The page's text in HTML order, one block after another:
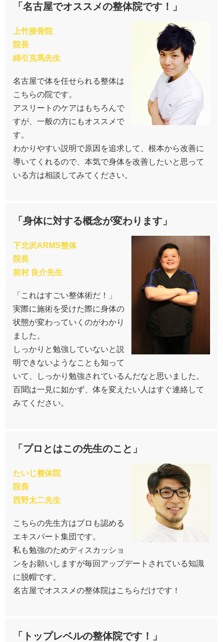
「名古屋でオススメの整体院です！」
上竹接骨院
院長
綿引克馬先生
名古屋で体を任せられる整体は
こちらの院です。
アスリートのケアはもちろんで
すが、一般の方にもオススメで
す。
わかりやすい説明で原因を追求して、根本から改善に
導いてくれるので、本気で身体を改善したいと思って
いる方は相談してみてください。
「身体に対する概念が変わります」
下北沢ARMS整体
院長
前村 良介先生
「これはすごい整体術だ！」
実際に施術を受けた際に身体の
状態が変わっていくのがわかり
ました。
しっかりと勉強していないと説
明できないようなことも知って
いて、しっかり勉強されているんだなと思いました。
百聞は一見に如かず、体を変えたい人はすぐ連絡して
みてください。
「プロとはこの先生のこと」
たいじ整体院
院長
西野太二先生
こちらの先生方はプロも認める
エキスパート集団です。
私も勉強のためディスカッショ
ンをお願いしますが毎回アップデートされている知識
に脱帽です。
名古屋でオススメの整体院はこちらだけです！
「トップレベルの整体院です！」